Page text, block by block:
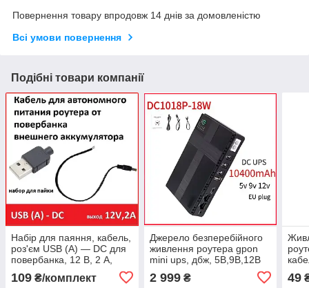
Повернення товару впродовж 14 днів за домовленістю
Всі умови повернення
Подібні товари компанії
Набір для паяння, кабель,
роз'єм USB (A) — DC для
повербанка, 12 В, 2 А,
автономне живлення для
роутера, GPON
109 ₴/комплект
Джерело безперебійного
живлення роутера gpon
mini ups, дбж, 5B,9В,12В
2 999₴ 49